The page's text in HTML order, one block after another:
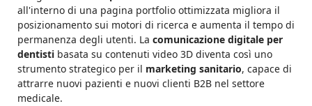
all'interno di una pagina portfolio ottimizzata migliora il
posizionamento sui motori di ricerca e aumenta il tempo di
permanenza degli utenti. La comunicazione digitale per
dentisti basata su contenuti video 3D diventa così uno
strumento strategico per il marketing sanitario, capace di
attrarre nuovi pazienti e nuovi clienti B2B nel settore
medicale.